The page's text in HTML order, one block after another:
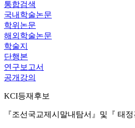
통합검색
국내학술논문
학위논문
해외학술논문
학술지
단행본
연구보고서
공개강의
KCI등재후보
『조선국교제시말내탐서』및『 태정